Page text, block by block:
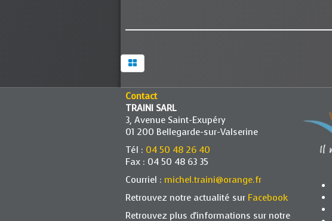
Contact
TRAINI SARL
3, Avenue Saint-Exupéry
01 200 Bellegarde-sur-Valserine
Tél : 04 50 48 26 40
Fax : 04 50 48 63 35
Courriel : michel.traini@orange.fr
Retrouvez notre actualité sur Facebook
Retrouvez plus d'informations sur notre